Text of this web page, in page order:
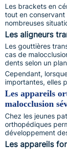
Les brackets en
tout en
nombreuses
Les aligneurs
Les gouttières
cas de
dents selon un
Cependant,
importantes, elles
Les appareils
malocclusion
Chez les jeunes
orthopédiques
développement
Les appareils